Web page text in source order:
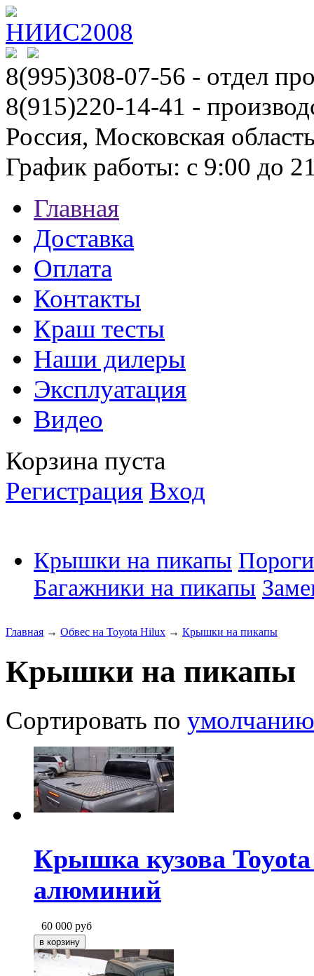
8(995)308-07-56 - отдел
8(915)220-14-41 -
Россия, Московская
График работы: с 9:00 до
Главная
Доставка
Оплата
Контакты
Краш тесты
Наши дилеры
Эксплуатация
Видео
Корзина пуста
Регистрация Вход
Крышки на пикапы
Багажники на пикапы
Главная → Обвес на Toyota Hilux → Крышки на пикапы
Крышки на пикапы
Сортировать по умолчанию
Крышка кузова
алюминий
60 000 руб